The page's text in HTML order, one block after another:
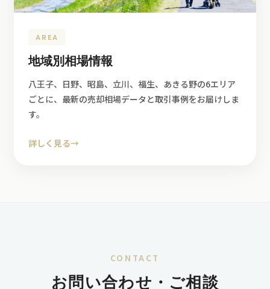
AREA
地域別相場情報
八王子、日野、昭島、立川、福生、あきる野の6エリア
ごとに、最新の売却相場データと取引事例をお届けしま
す。
詳しく見る→
CONTACT
お問い合わせ・ご相談